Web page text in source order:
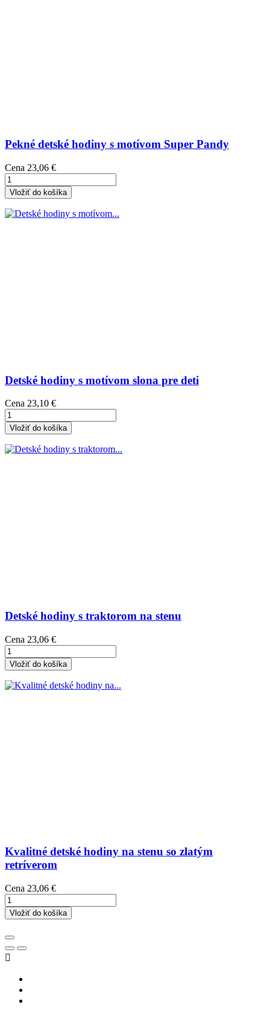
Pekné detské hodiny s motívom Super Pandy
Cena 23,06 €
Vložiť do košíka
Detské hodiny s motívom slona pre deti
Cena 23,10 €
Vložiť do košíka
Detské hodiny s traktorom na stenu
Cena 23,06 €
Vložiť do košíka
Kvalitné detské hodiny na stenu so zlatým
retríverom
Cena 23,06 €
Vložiť do košíka
